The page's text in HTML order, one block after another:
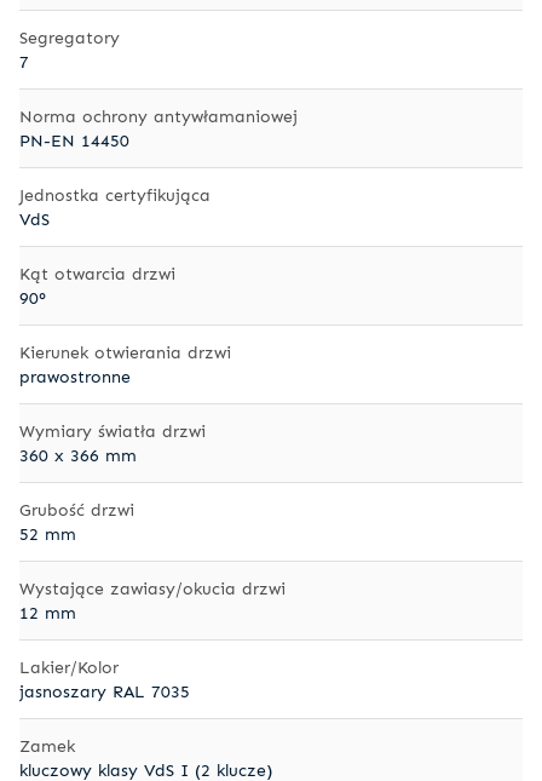
Segregatory
7
Norma ochrony antywłamaniowej
PN-EN 14450
Jednostka certyfikująca
VdS
Kąt otwarcia drzwi
90°
Kierunek otwierania drzwi
prawostronne
Wymiary światła drzwi
360 x 366 mm
Grubość drzwi
52 mm
Wystające zawiasy/okucia drzwi
12 mm
Lakier/Kolor
jasnoszary RAL 7035
Zamek
kluczowy klasy VdS I (2 klucze)